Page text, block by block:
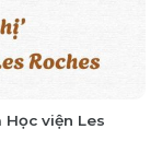
Học viện Les